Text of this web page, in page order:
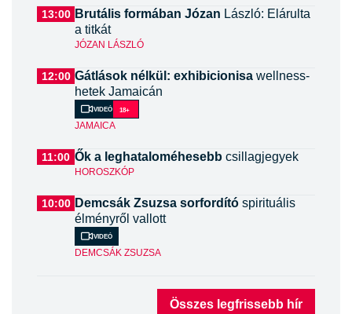
13:00 Brutális formában Józan László: Elárulta
a titkát
JÓZAN LÁSZLÓ
12:00 Gátlások nélkül: exhibicionisa wellness-
hetek Jamaicán
Videó
18+
JAMAICA
11:00 Ők a leghataloméhesebb csillagjegyek
HOROSZKÓP
10:00 Demcsák Zsuzsa sorfordító spirituális
élményről vallott
Videó
DEMCSÁK ZSUZSA
Összes legfrissebb hír